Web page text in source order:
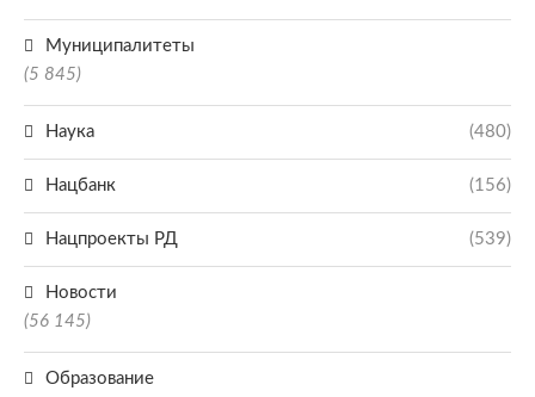
Муниципалитеты
(5 845)
Наука (480)
Нацбанк (156)
Нацпроекты РД (539)
Новости
(56 145)
Образование